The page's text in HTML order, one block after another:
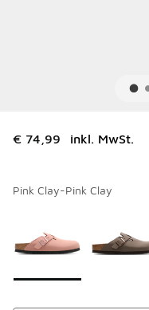
€ 74,99 inkl. MwSt.
Pink Clay-Pink Clay